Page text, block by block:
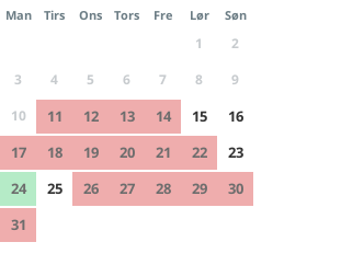
Man Tirs Ons Tors Fre Lør Søn
1
2
3
4 5 6 7 8
9
10
11 12 13 14 15
16
17
18 19 20 21 22
23
24
25 26 27 28 29
30
31